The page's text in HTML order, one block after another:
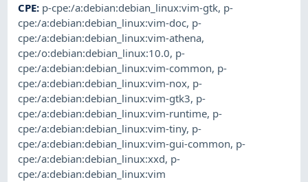
CPE: p-cpe:/a:debian:debian_linux:vim-gtk, p-
cpe:/a:debian:debian_linux:vim-doc, p-
cpe:/a:debian:debian_linux:vim-athena,
cpe:/o:debian:debian_linux:10.0, p-
cpe:/a:debian:debian_linux:vim-common, p-
cpe:/a:debian:debian_linux:vim-nox, p-
cpe:/a:debian:debian_linux:vim-gtk3, p-
cpe:/a:debian:debian_linux:vim-runtime, p-
cpe:/a:debian:debian_linux:vim-tiny, p-
cpe:/a:debian:debian_linux:vim-gui-common, p-
cpe:/a:debian:debian_linux:xxd, p-
cpe:/a:debian:debian_linux:vim